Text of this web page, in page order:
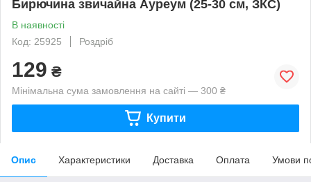
Бирючина звичайна Ауреум (25-30 см, ЗКС)
В наявності
Код: 25925
Роздріб
129 ₴
Мінімальна сума замовлення на сайті — 300 ₴
Купити
Опис Характеристики Доставка Оплата Умови